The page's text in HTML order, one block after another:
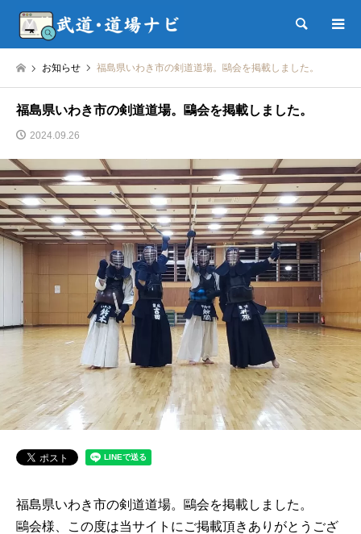
検索
お知らせ 福島県いわき市の剣道道場。鷗会を掲載しました。
福島県いわき市の剣道道場。鷗会を掲載しました。
2024.09.26
福島県いわき市の剣道道場。鷗会を掲載しました。
鷗会様、この度は当サイトにご掲載頂きありがとうござ